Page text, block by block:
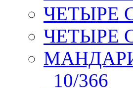
ЧЕТЫРЕ
ЧЕТЫРЕ
_10/366